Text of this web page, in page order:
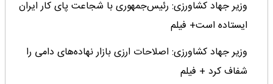
وزیر جهاد کشاورزی: رئیس‌جمهوری با شجاعت پای کار ایران
ایستاده است+ فیلم
وزیر جهاد کشاورزی: اصلاحات ارزی بازار نهاده‌های دامی را
شفاف کرد + فیلم